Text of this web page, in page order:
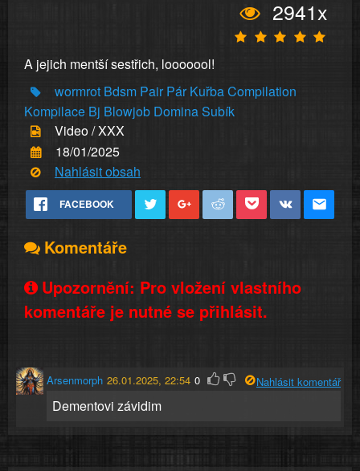
2941x
A jejich mentší sestřich, looooool!
wormrot Bdsm Pair Pár KuřbaCompilation
Kompilace Bj Blowjob DominaSubík
Video / XXX
18/01/2025
Nahlásit obsah
FACEBOOK
Komentáře
Upozornění: Pro vložení vlastního
komentáře je nutné se přihlásit.
Arsenmorph 26.01.2025, 22:54 0 Nahlásit komentář
Dementovi závidim